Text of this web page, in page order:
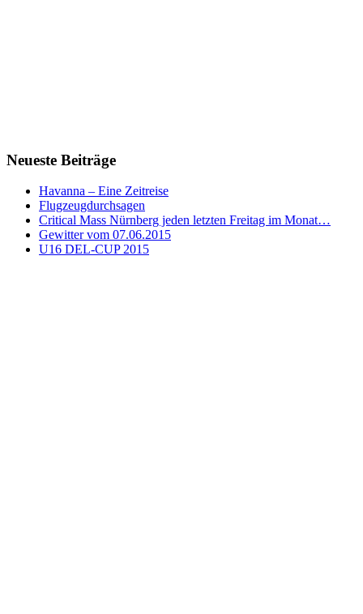
Neueste Beiträge
Havanna – Eine Zeitreise
Flugzeugdurchsagen
Critical Mass Nürnberg jeden letzten Freitag im Monat…
Gewitter vom 07.06.2015
U16 DEL-CUP 2015